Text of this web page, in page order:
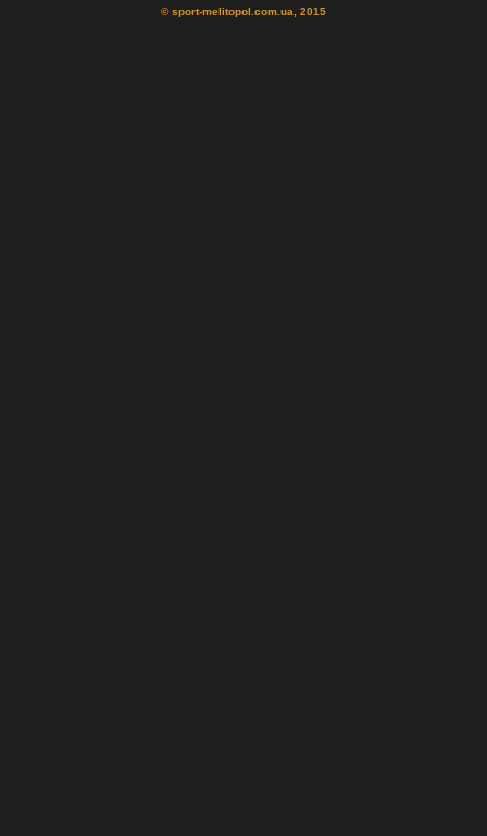
© sport-melitopol.com.ua, 2015